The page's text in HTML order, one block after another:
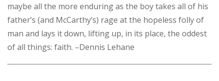
maybe all the more enduring as the boy takes all of his
father’s (and McCarthy’s) rage at the hopeless folly of
man and lays it down, lifting up, in its place, the oddest
of all things: faith. –Dennis Lehane